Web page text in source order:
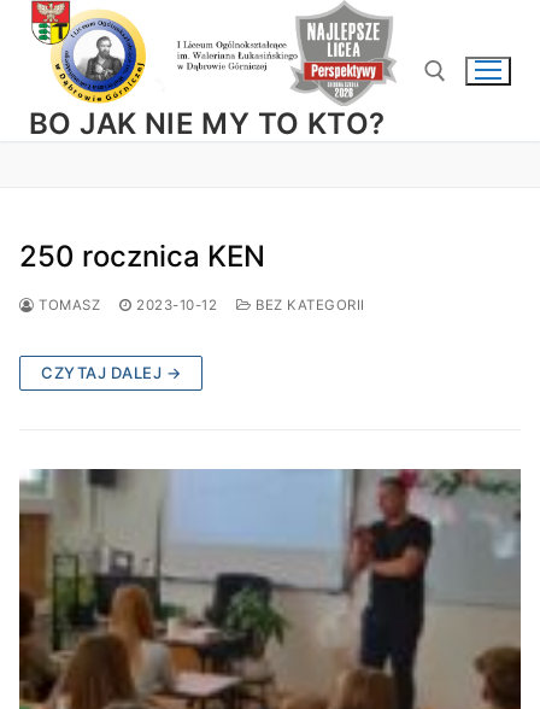
Przejdź
BO JAK NIE MY TO KTO?
250 rocznica KEN
TOMASZ 2023-10-12 BEZ KATEGORII
CZYTAJ DALEJ →